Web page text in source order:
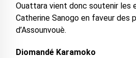
Ouattara vient donc soutenir les
Catherine Sanogo en faveur des
d’Assounvouè.
Diomandé Karamoko